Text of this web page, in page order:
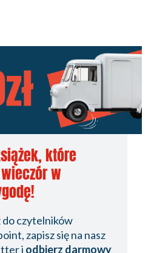
które
w
do czytelników
zapisz się na nasz
i odbierz darmowy